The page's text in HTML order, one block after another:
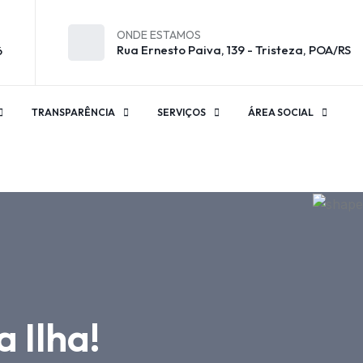
ONDE ESTAMOS
Rua Ernesto Paiva, 139 - Tristeza, POA/RS
TRANSPARÊNCIA SERVIÇOS ÁREA SOCIAL
Ilha!